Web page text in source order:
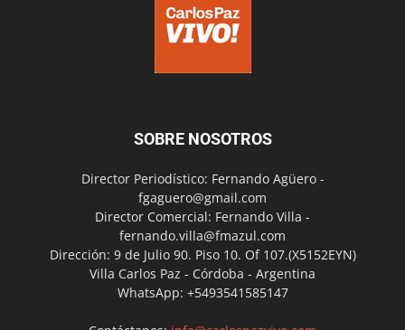
SOBRE NOSOTROS
Director Periodístico: Fernando Agüero -
fgaguero@gmail.com
Director Comercial: Fernando Villa -
fernando.villa@fmazul.com
Dirección: 9 de Julio 90. Piso 10. Of 107.(X5152EYN)
Villa Carlos Paz - Córdoba - Argentina
WhatsApp: +5493541585147